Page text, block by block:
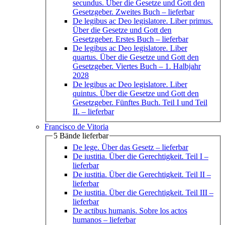
secundus. Über die Gesetze und Gott den
Gesetzgeber. Zweites Buch – lieferbar
De legibus ac Deo legislatore. Liber primus.
Über die Gesetze und Gott den
Gesetzgeber. Erstes Buch – lieferbar
De legibus ac Deo legislatore. Liber
quartus. Über die Gesetze und Gott den
Gesetzgeber. Viertes Buch – 1. Halbjahr
2028
De legibus ac Deo legislatore. Liber
quintus. Über die Gesetze und Gott den
Gesetzgeber. Fünftes Buch. Teil I und Teil
II. – lieferbar
Francisco de Vitoria
5 Bände lieferbar
De lege. Über das Gesetz – lieferbar
De iustitia. Über die Gerechtigkeit. Teil I –
lieferbar
De iustitia. Über die Gerechtigkeit. Teil II –
lieferbar
De iustitia. Über die Gerechtigkeit. Teil III –
lieferbar
De actibus humanis. Sobre los actos
humanos – lieferbar